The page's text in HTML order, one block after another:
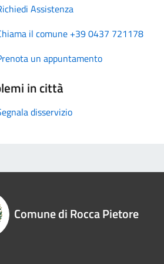
Assistenza
il comune +39 0437 721178
un appuntamento
in città
disservizio
Comune di Rocca Pietore